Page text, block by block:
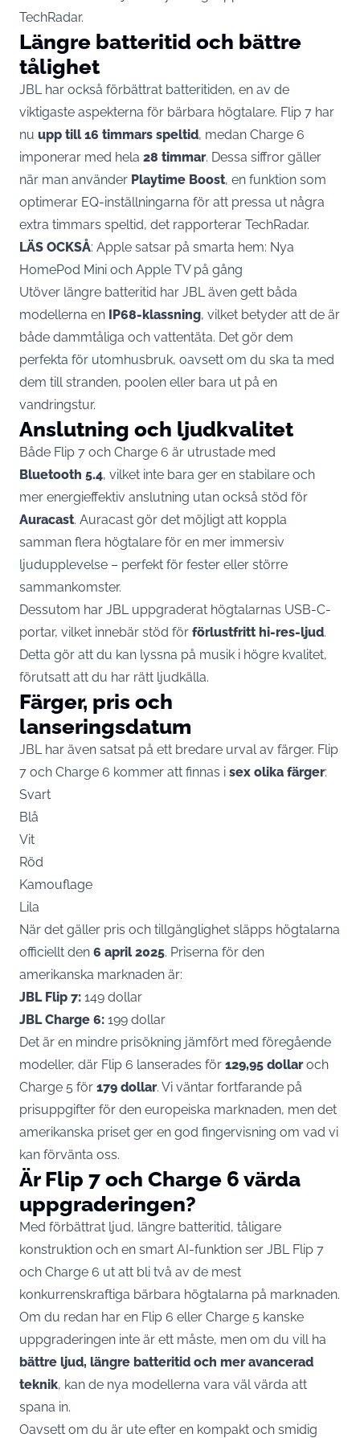
TechRadar.
Längre batteritid och bättre
tålighet
JBL har också förbättrat batteritiden, en av de
viktigaste aspekterna för bärbara högtalare. Flip 7 har
nu upp till 16 timmars speltid, medan Charge 6
imponerar med hela 28 timmar. Dessa siffror gäller
när man använder Playtime Boost, en funktion som
optimerar EQ-inställningarna för att pressa ut några
extra timmars speltid, det rapporterar TechRadar.
LÄS OCKSÅ: Apple satsar på smarta hem: Nya
HomePod Mini och Apple TV på gång
Utöver längre batteritid har JBL även gett båda
modellerna en IP68-klassning, vilket betyder att de är
både dammtåliga och vattentäta. Det gör dem
perfekta för utomhusbruk, oavsett om du ska ta med
dem till stranden, poolen eller bara ut på en
vandringstur.
Anslutning och ljudkvalitet
Både Flip 7 och Charge 6 är utrustade med
Bluetooth 5.4, vilket inte bara ger en stabilare och
mer energieffektiv anslutning utan också stöd för
Auracast. Auracast gör det möjligt att koppla
samman flera högtalare för en mer immersiv
ljudupplevelse – perfekt för fester eller större
sammankomster.
Dessutom har JBL uppgraderat högtalarnas USB-C-
portar, vilket innebär stöd för förlustfritt hi-res-ljud.
Detta gör att du kan lyssna på musik i högre kvalitet,
förutsatt att du har rätt ljudkälla.
Färger, pris och
lanseringsdatum
JBL har även satsat på ett bredare urval av färger. Flip
7 och Charge 6 kommer att finnas i sex olika färger:
Svart
Blå
Vit
Röd
Kamouflage
Lila
När det gäller pris och tillgänglighet släpps högtalarna
officiellt den 6 april 2025. Priserna för den
amerikanska marknaden är:
JBL Flip 7: 149 dollar
JBL Charge 6: 199 dollar
Det är en mindre prisökning jämfört med föregående
modeller, där Flip 6 lanserades för 129,95 dollaroch
Charge 5 för 179 dollar. Vi väntar fortfarande på
prisuppgifter för den europeiska marknaden, men det
amerikanska priset ger en god fingervisning om vad vi
kan förvänta oss.
Är Flip 7 och Charge 6 värda
uppgraderingen?
Med förbättrat ljud, längre batteritid, tåligare
konstruktion och en smart AI-funktion ser JBL Flip 7
och Charge 6 ut att bli två av de mest
konkurrenskraftiga bärbara högtalarna på marknaden.
Om du redan har en Flip 6 eller Charge 5 kanske
uppgraderingen inte är ett måste, men om du vill ha
bättre ljud, längre batteritid och mer avancerad
teknik, kan de nya modellerna vara väl värda att
spana in.
Oavsett om du är ute efter en kompakt och smidig